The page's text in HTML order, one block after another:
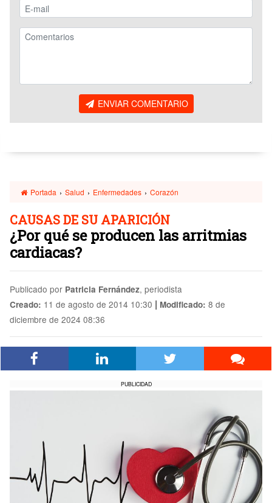
ENVIAR COMENTARIO
Portada › Salud › Enfermedades › Corazón
CAUSAS DE SU APARICIÓN
¿Por qué se producen las arritmias
cardiacas?
Publicado por Patricia Fernández, periodista
Creado: 11 de agosto de 2014 10:30 | Modificado: 8 de
diciembre de 2024 08:36
PUBLICIDAD